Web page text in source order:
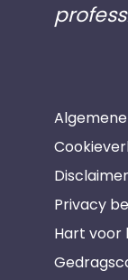
Disclaimer
Privacy
Hart voor